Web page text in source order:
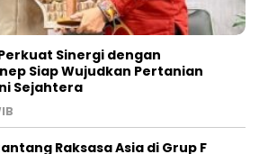
Sinergi dengan
Siap Wujudkan Pertanian
Sejahtera
Raksasa Asia di Grup F